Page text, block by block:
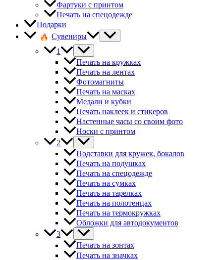
Фартуки с принтом
Печать на спецодежде
Подарки
Сувениры
1
Печать на кружках
Печать на лентах
Фотомагниты
Печать на масках
Медали и кубки
Печать наклеек и стикеров
Настенные часы со своим фото
Носки с принтом
2
Подставки для кружек, бокалов
Печать на подушках
Печать на спецодежде
Печать на сумках
Печать на тарелках
Печать на полотенцах
Печать на термокружках
Обложки для автодокументов
3
Печать на зонтах
Печать на значках